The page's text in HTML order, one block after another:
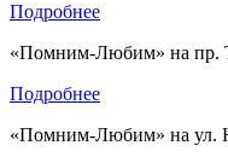
Подробнее
«Помним-Любим» на пр.
Подробнее
«Помним-Любим» на ул.